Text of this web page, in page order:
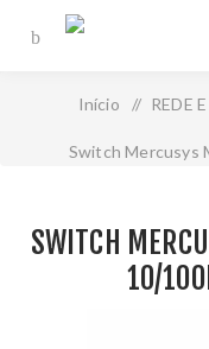
Início / REDE
Switch Mercusys
SWITCH
10/